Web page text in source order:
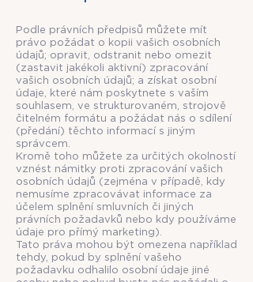
Podle právních předpisů můžete mít
právo požádat o kopii vašich osobních
údajů; opravit, odstranit nebo omezit
(zastavit jakékoli aktivní) zpracování
vašich osobních údajů; a získat osobní
údaje, které nám poskytnete s vaším
souhlasem, ve strukturovaném, strojově
čitelném formátu a požádat nás o sdílení
(předání) těchto informací s jiným
správcem.
Kromě toho můžete za určitých okolností
vznést námitky proti zpracování vašich
osobních údajů (zejména v případě, kdy
nemusíme zpracovávat informace za
účelem splnění smluvních či jiných
právních požadavků nebo kdy používáme
údaje pro přímý marketing).
Tato práva mohou být omezena například
tehdy, pokud by splnění vašeho
požadavku odhalilo osobní údaje jiné